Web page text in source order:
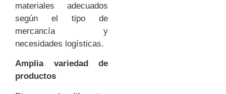
materiales adecuados
según el tipo de
mercancía y
necesidades logísticas.
Amplia variedad de
productos